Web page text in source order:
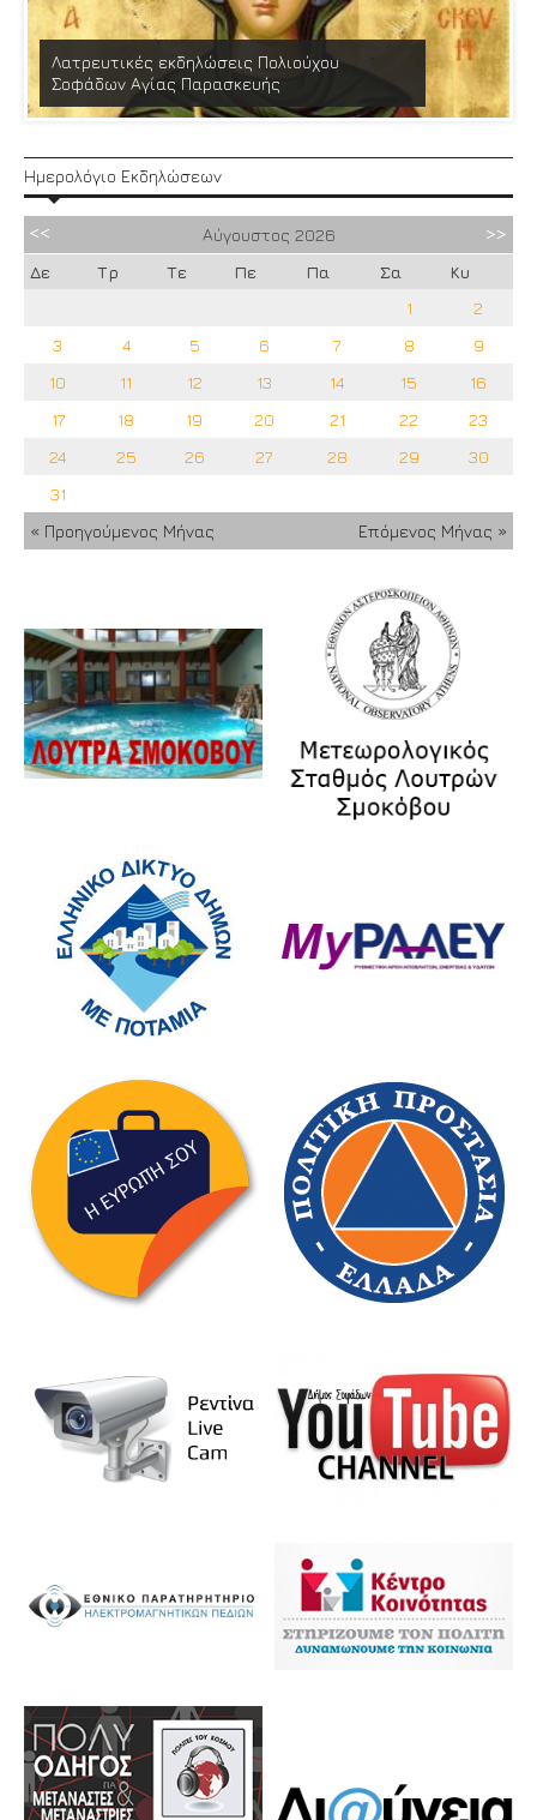
Λατρευτικές εκδηλώσεις Πολιούχου
Σοφάδων Αγίας Παρασκευής
Ημερολόγιο Εκδηλώσεων
Αύγουστος 2026
Δε
Τρ Τε Πε Πα Σα
Κυ
1
2
3
4 5 6 7 8
9
10
11 12 13 14 15
16
17
18 19 20 21 22
23
24
25 26 27 28 29
30
31
« Προηγούμενος Μήνας
Επόμενος Μήνας »